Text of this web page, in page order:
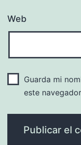
Web
Guarda mi
este